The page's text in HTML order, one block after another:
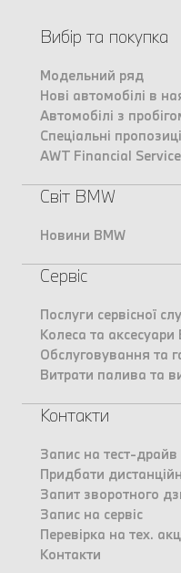
Вибір та покупка
Модельний ряд
Нові автомобілі в
Автомобілі з
Спеціальні
AWT Financial
Світ BMW
Новини BMW
Сервіс
Послуги сервісної
Колеса та аксесуари
Обслуговування та
Витрати палива та
Контакти
Запис на тест-драйв
Придбати
Запит зворотного
Запис на сервіс
Перевірка на тех.
Контакти